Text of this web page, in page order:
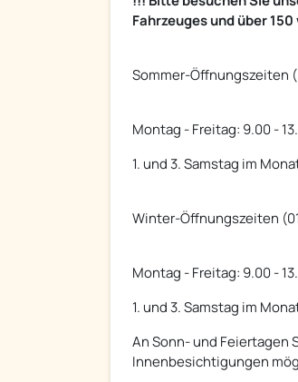
Fahrzeuges und über
Sommer-Öffnungszeiten
Montag - Freitag: 9.00 -
1. und 3. Samstag im
Winter-Öffnungszeiten
Montag - Freitag: 9.00 -
1. und 3. Samstag im
An Sonn- und Feiertagen
Innenbesichtigungen